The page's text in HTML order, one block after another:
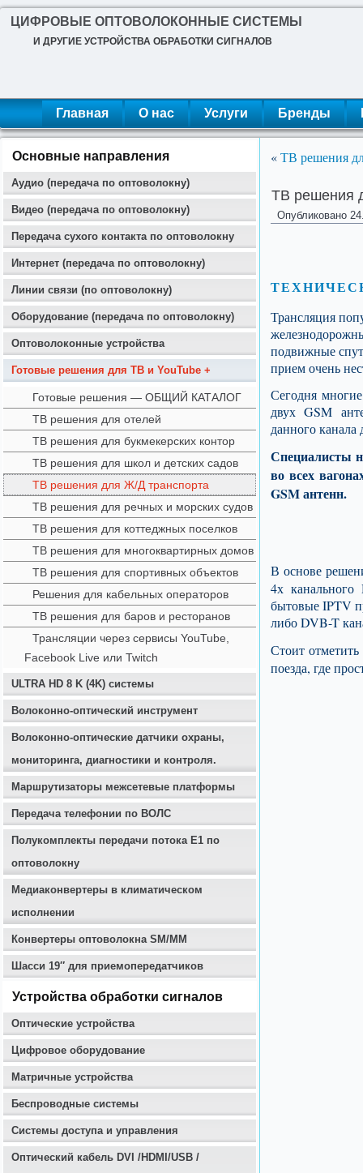
ЦИФРОВЫЕ ОПТОВОЛОКОННЫЕ СИСТЕМЫ
И ДРУГИЕ УСТРОЙСТВА ОБРАБОТКИ СИГНАЛОВ
Главная О нас Услуги Бренды
Основные направления
Аудио (передача по оптоволокну)
Видео (передача по оптоволокну)
Передача сухого контакта по оптоволокну
Интернет (передача по оптоволокну)
Линии связи (по оптоволокну)
Оборудование (передача по оптоволокну)
Оптоволоконные устройства
Готовые решения для ТВ и YouTube +
Готовые решения — ОБЩИЙ КАТАЛОГ
ТВ решения для отелей
ТВ решения для букмекерских контор
ТВ решения для школ и детских садов
ТВ решения для Ж/Д транспорта
ТВ решения для речных и морских судов
ТВ решения для коттеджных поселков
ТВ решения для многоквартирных домов
ТВ решения для спортивных объектов
Решения для кабельных операторов
ТВ решения для баров и ресторанов
Трансляции через сервисы YouTube,
Facebook Live или Twitch
ULTRA HD 8 K (4K) системы
Волоконно-оптический инструмент
Волоконно-оптические датчики охраны,
мониторинга, диагностики и контроля.
Маршрутизаторы межсетевые платформы
Передача телефонии по ВОЛС
Полукомплекты передачи потока E1 по
оптоволокну
Медиаконвертеры в климатическом
исполнении
Конвертеры оптоволокна SM/MM
Шасси 19″ для приемопередатчиков
Устройства обработки сигналов
Оптические устройства
Цифровое оборудование
Матричные устройства
Беспроводные системы
Системы доступа и управления
Оптичеcкий кабель DVI /HDMI/USB /
«ТВ решения
ТВ решения
Опубликовано
Трансляция
подвижные
прием очень
Сегодня
двух GSM
данного канала
Специалисты
во всех
GSM антенн.
В основе
4х
бытовые IPTV
либо DVB-T
Стоит
поезда, где